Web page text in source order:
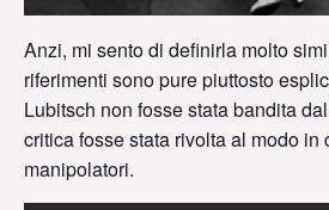
Anzi, mi sento di definirla molto
riferimenti sono pure piuttosto
Lubitsch non fosse stata bandita
critica fosse stata rivolta al modo
manipolatori.